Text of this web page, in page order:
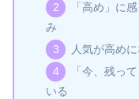
「高め」に
み
人気が高め
「今、残っ
いる